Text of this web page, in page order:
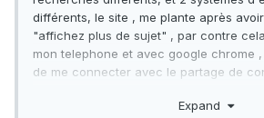
différents, le site , me plante après
"affichez plus de sujet" , par contre
mon telephone et avec google chrome
de me connecter avec le partage de
qui me bloquais , et bhe non ça
Expand